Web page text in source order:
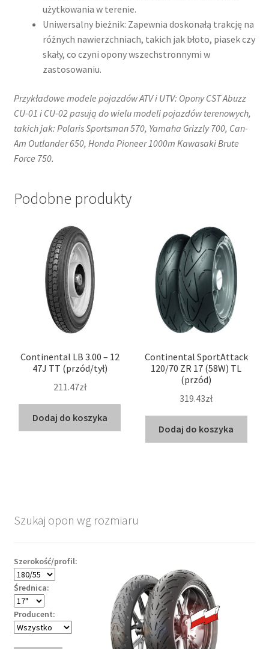
użytkowania w terenie.
Uniwersalny bieżnik: Zapewnia doskonałą trakcję na
różnych nawierzchniach, takich jak błoto, piasek czy
skały, co czyni opony wszechstronnymi w
zastosowaniu. ​
Przykładowe modele pojazdów ATV i UTV: Opony CST Abuzz
CU-01 i CU-02 pasują do wielu modeli pojazdów terenowych,
takich jak:​ Polaris Sportsman 570​, Yamaha Grizzly 700, Can-
Am Outlander 650​, Honda Pioneer 1000​m Kawasaki Brute
Force 750.
Podobne produkty
Continental LB 3.00 – 12
47J TT (przód/tył)
211.47zł
Dodaj do koszyka
Continental SportAttack
120/70 ZR 17 (58W) TL
(przód)
319.43zł
Dodaj do koszyka
Szukaj opon wg rozmiaru
Szerokość/profil:
Średnica:
Producent: